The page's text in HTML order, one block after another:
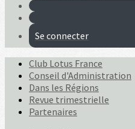
Se connecter
Club Lotus France
Conseil d'Administration
Dans les Régions
Revue trimestrielle
Partenaires